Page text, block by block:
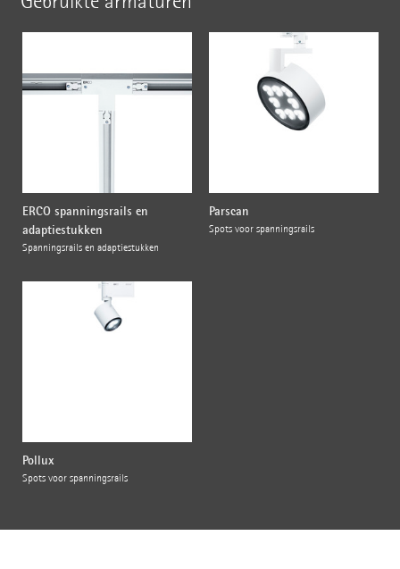
ERCO spanningsrails en
adaptiestukken
Spanningsrails en adaptiestukken
Parscan
Spots voor spanningsrails
Pollux
Spots voor spanningsrails